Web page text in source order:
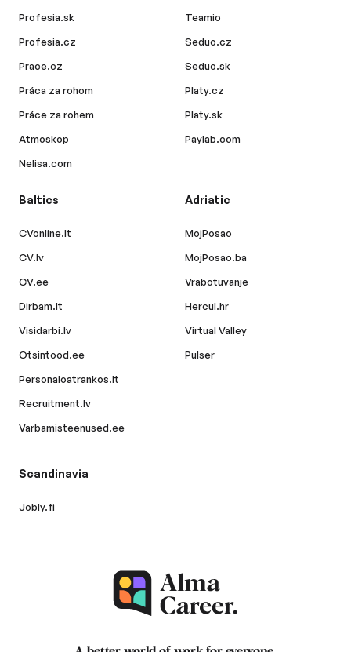
Profesia.sk
Profesia.cz
Prace.cz
Práca za rohom
Práce za rohem
Atmoskop
Nelisa.com
Teamio
Seduo.cz
Seduo.sk
Platy.cz
Platy.sk
Paylab.com
Baltics
CVonline.lt
CV.lv
CV.ee
Dirbam.lt
Visidarbi.lv
Otsintood.ee
Personaloatrankos.lt
Recruitment.lv
Varbamisteenused.ee
Adriatic
MojPosao
MojPosao.ba
Vrabotuvanje
Hercul.hr
Virtual Valley
Pulser
Scandinavia
Jobly.fi